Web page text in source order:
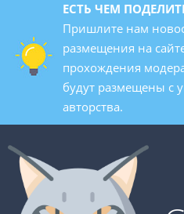
ЕСТЬ ЧЕМ
Пришлите нам
размещения на
прохождения
будут размещены с
авторства.